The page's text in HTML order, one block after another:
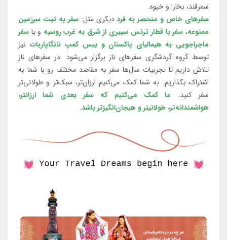
سمرقند، بخارا و خیوه.
سفرهای خاص و منحصر به فرددیگری مثل:سفر به تبت سرزمین
ممنوعه، سفر با قطار ترنس سیبری از شرق به غرب روسیه و یا سفر
ماجراجویی به هیمالیای پاکستان و بیس کمپ نانگاپاربات نیز
توسط گروه گردشگری سفرهای ناز برگزار می‌شود. در سفرهای ناز
تلاش داریم تا تجربیات سال‌ها سفر به مقاصد مختلف رو با شما به
اشتراک بگذاریم. به شما کمک می‌کنیم ارزان‌تر، سبک‌تر و طولانی‌تر
سفر کنید. ما کمک می‌کنیم که سفر بعدی شما ارزانتر،
هواشمندانه‌تر، طولانی‎تر و هیجان‌انگیزتر باشد.